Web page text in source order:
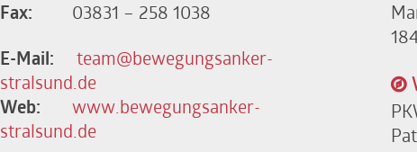
Fax:
03831 – 258 1038
E-Mail:
team@bewegungsanker-
stralsund.de
Web:
www.bewegungsanker-
stralsund.de